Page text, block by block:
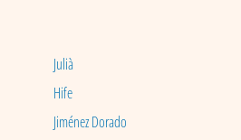
Julià
Hife
Jiménez Dorado